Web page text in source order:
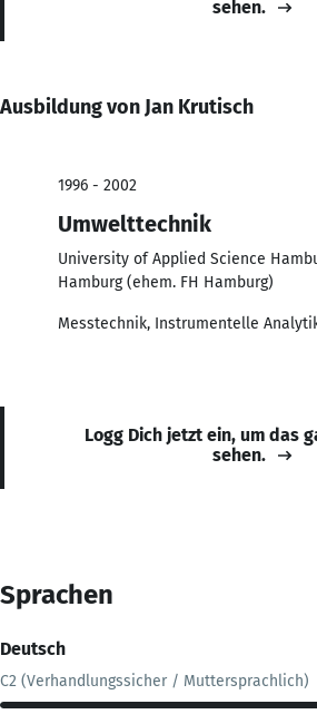
sehen.
Ausbildung von Jan Krutisch
1996 - 2002
Umwelttechnik
University of Applied Science
Hamburg (ehem. FH Hamburg)
Messtechnik, Instrumentelle
Logg Dich jetzt ein, um das
sehen.
Sprachen
Deutsch
C2 (Verhandlungssicher / Muttersprachlich)